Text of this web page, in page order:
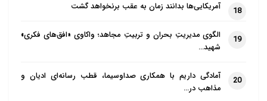
18 آمریکایی‌ها بدانند زمان به عقب برنخواهد گشت
19
الگوی مدیریتِ بحران و تربیتِ مجاهد؛ واکاوی «افق‌های فکری»
شهید…
20
آمادگی داریم با همکاری صداوسیما، قطب رسانه‌ای ادیان و
مذاهب در…